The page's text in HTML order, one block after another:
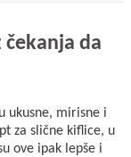
da
ukusne, mirisne i
za slične kiflice, u
ove ipak lepše i